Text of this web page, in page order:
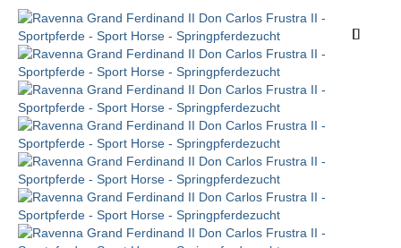
Galerie
Stammstuten
Haupt-Vererber
Unsere Pferde
Starke Vererber in unserer Zucht
Up Chiqui – Quidam de Revel – Chin Chin –
Pachat II